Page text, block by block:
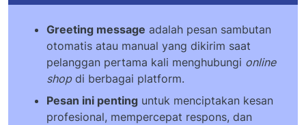
Greeting message adalah pesan sambutan
otomatis atau manual yang dikirim saat
pelanggan pertama kali menghubungi online
shopdi berbagai platform.
Pesan ini penting untuk menciptakan kesan
profesional, mempercepat respons, dan